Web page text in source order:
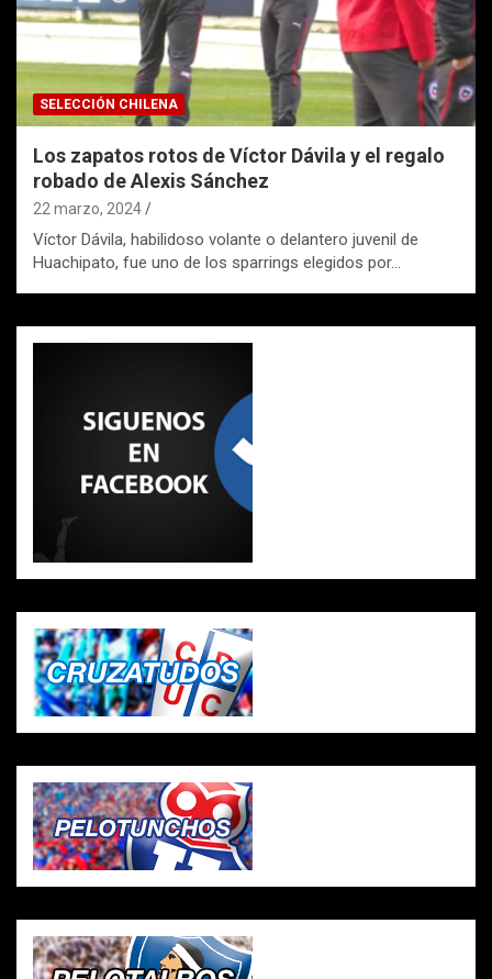
SELECCIÓN CHILENA
Los zapatos rotos de Víctor Dávila y el regalo
robado de Alexis Sánchez
22 marzo, 2024
Víctor Dávila, habilidoso volante o delantero juvenil de
Huachipato, fue uno de los sparrings elegidos por…